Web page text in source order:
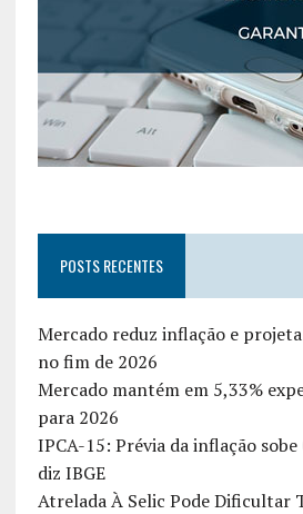
POSTS RECENTES
Mercado reduz inflação e
no fim de 2026
Mercado mantém em 5,33%
para 2026
IPCA-15: Prévia da inflação
diz IBGE
Atrelada À Selic Pode Dificultar